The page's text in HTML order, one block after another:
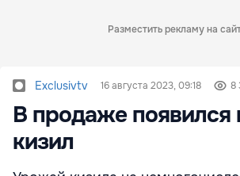
Разместить рекламу на
Exclusivtv 16 августа 2023, 09:18 8
В продаже появился
кизил